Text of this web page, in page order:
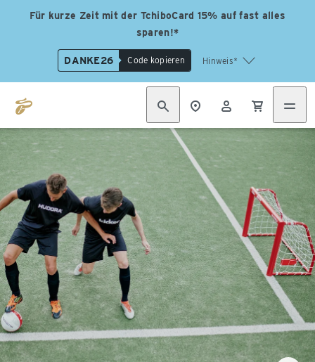
Für kurze Zeit mit der TchiboCard 15% auf fast alles
sparen!*
DANKE26 Code kopieren Hinweis*